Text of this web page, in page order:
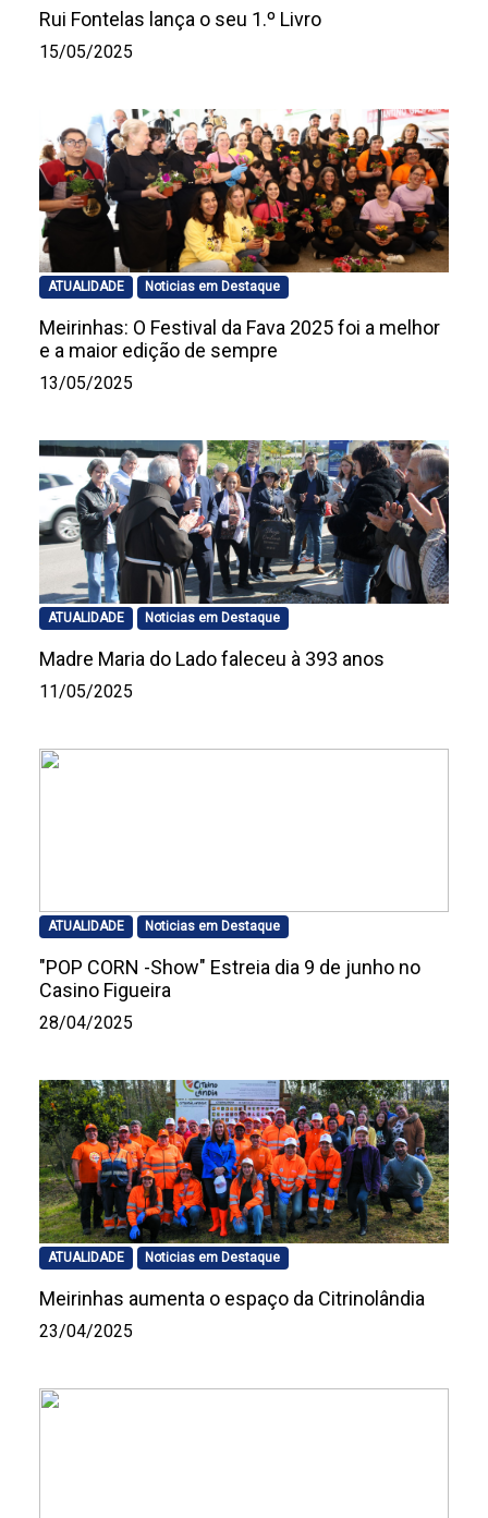
Rui Fontelas lança o seu 1.º Livro
15/05/2025
ATUALIDADE Noticias em Destaque
Meirinhas: O Festival da Fava 2025 foi a melhor
e a maior edição de sempre
13/05/2025
ATUALIDADE Noticias em Destaque
Madre Maria do Lado faleceu à 393 anos
11/05/2025
ATUALIDADE Noticias em Destaque
"POP CORN -Show" Estreia dia 9 de junho no
Casino Figueira
28/04/2025
ATUALIDADE Noticias em Destaque
Meirinhas aumenta o espaço da Citrinolândia
23/04/2025